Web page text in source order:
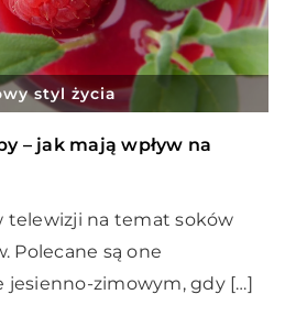
styl życia
– jak mają wpływ na
telewizji na temat soków
Polecane są one
jesienno-zimowym, gdy […]